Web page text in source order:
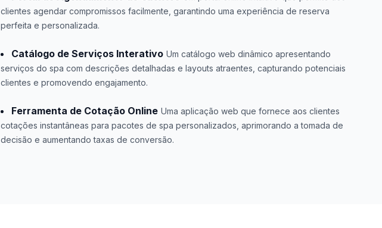
clientes agendar compromissos facilmente, garantindo uma experiência de reserva
perfeita e personalizada.
Catálogo de Serviços Interativo Um catálogo web dinâmico apresentando
serviços do spa com descrições detalhadas e layouts atraentes, capturando potenciais
clientes e promovendo engajamento.
Ferramenta de Cotação Online Uma aplicação web que fornece aos clientes
cotações instantâneas para pacotes de spa personalizados, aprimorando a tomada de
decisão e aumentando taxas de conversão.